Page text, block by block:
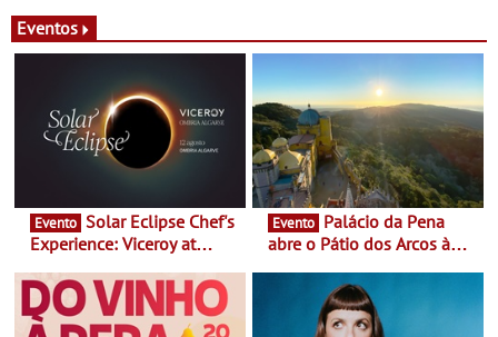
Eventos
Evento
Experience: Viceroy at
Michelin para uma noite
exclusiva
Evento
abre o Pátio dos Arcos à